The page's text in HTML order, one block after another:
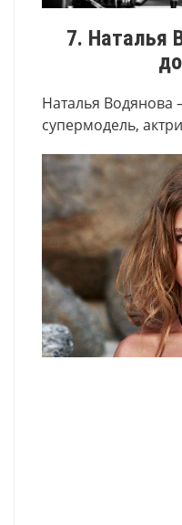
7. Наталья
Наталья Водянова
супермодель,